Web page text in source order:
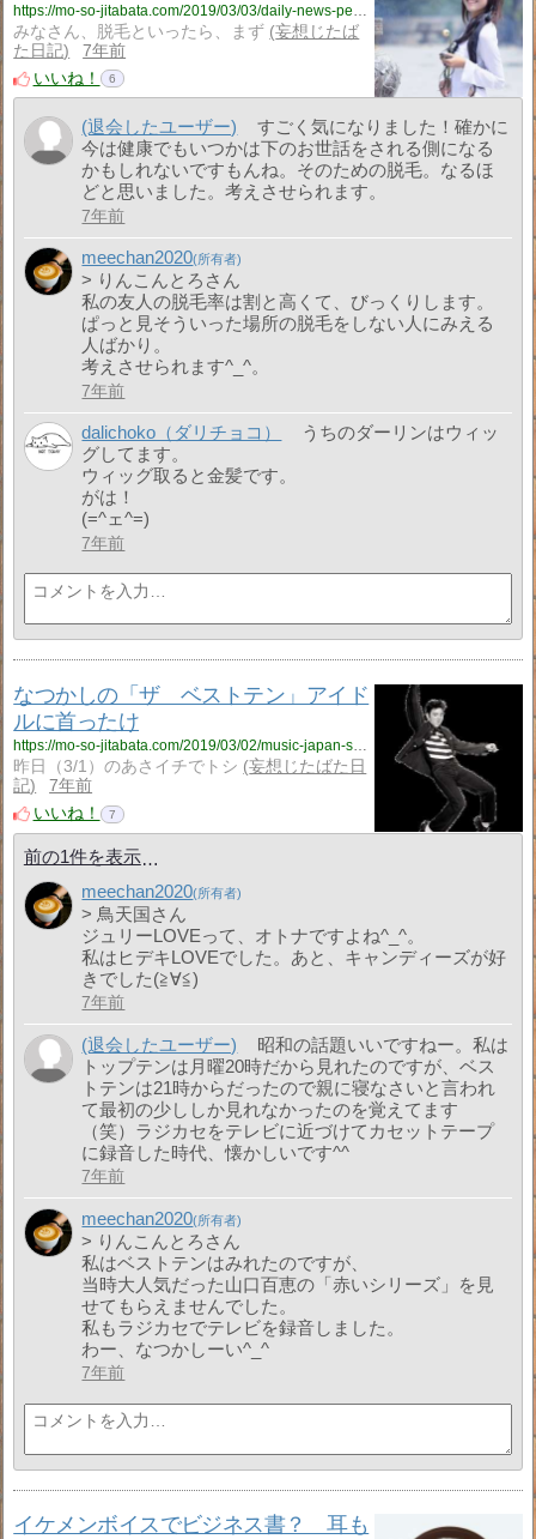
みなさん、脱毛といったら、まず
妄想じたば
た日記
7年前
いいね！
6
(退会したユーザー)
すごく気になりました！確かに
今は健康でもいつかは下のお世話をされる側になる
かもしれないですもんね。そのための脱毛。なるほ
どと思いました。考えさせられます。
7年前
meechan2020
> りんこんとろさん
私の友人の脱毛率は割と高くて、びっくりします。
ぱっと見そういった場所の脱毛をしない人にみえる
人ばかり。
考えさせられます^_^。
7年前
dalichoko（ダリチョコ）
うちのダーリンはウィッ
グしてます。
ウィッグ取ると金髪です。
がは！
(=^ェ^=)
7年前
なつかしの「ザ ベストテン」アイド
ルに首ったけ
https://mo-so-jitabata.com/2019/03/02/music-japan-showa/
昨日（3/1）のあさイチでトシ
妄想じたばた日
記
7年前
いいね！
7
前の1件を表示
meechan2020
> 鳥天国さん
ジュリーLOVEって、オトナですよね^_^。
私はヒデキLOVEでした。あと、キャンディーズが好
きでした(≧∀≦)
7年前
(退会したユーザー)
昭和の話題いいですねー。私は
トップテンは月曜20時だから見れたのですが、ベス
トテンは21時からだったので親に寝なさいと言われ
て最初の少ししか見れなかったのを覚えてます
（笑）ラジカセをテレビに近づけてカセットテープ
に録音した時代、懐かしいです^^
7年前
meechan2020
> りんこんとろさん
私はベストテンはみれたのですが、
当時大人気だった山口百恵の「赤いシリーズ」を見
せてもらえませんでした。
私もラジカセでテレビを録音しました。
わー、なつかしーい^_^
7年前
イケメンボイスでビジネス書？ 耳も